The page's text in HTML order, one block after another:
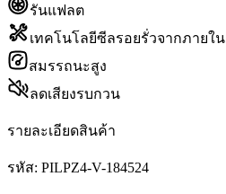
รันแฟลต
เทคโนโลยีซีลรอยรั่วจากภายใน
สมรรถนะสูง
ลดเสียงรบกวน
รายละเอียดสินค้า
รหัส: PILPZ4-V-184524